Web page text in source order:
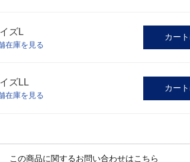
ズL
在庫を見る
カー
ズLL
在庫を見る
カー
この商品に関するお問い合わせはこちら